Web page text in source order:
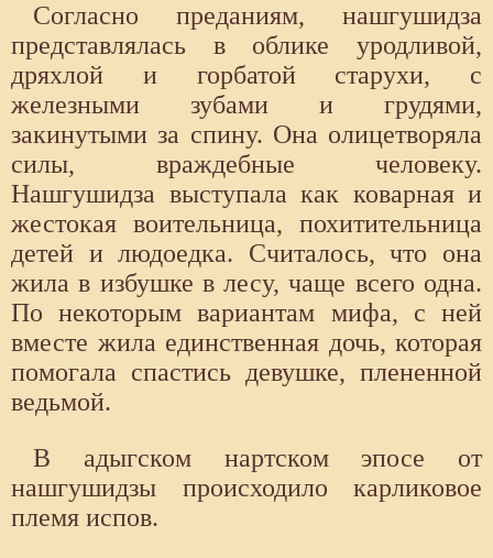
Согласно преданиям, нашгушидза
представлялась в облике уродливой,
дряхлой и горбатой старухи, с
железными зубами и грудями,
закинутыми за спину. Она олицетворяла
силы, враждебные человеку.
Нашгушидза выступала как коварная и
жестокая воительница, похитительница
детей и людоедка. Считалось, что она
жила в избушке в лесу, чаще всего одна.
По некоторым вариантам мифа, с ней
вместе жила единственная дочь, которая
помогала спастись девушке, плененной
ведьмой.
В адыгском нартском эпосе от
нашгушидзы происходило карликовое
племя испов.